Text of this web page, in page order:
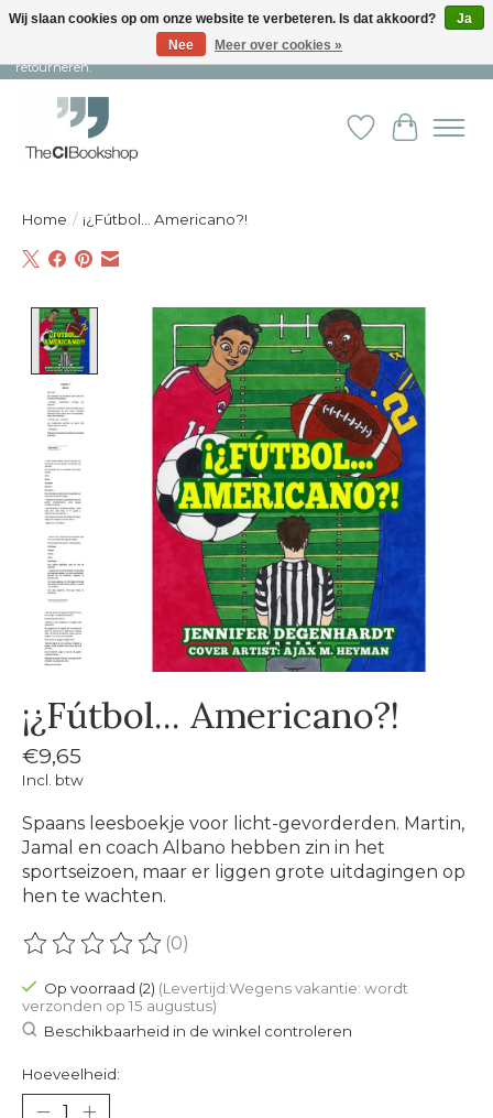
Snelle levering en persoonlijke service ︱ Niet goed? Geld terug! ︱ Gratis
retourneren.
Verlanglijst
Home / ¡¿Fútbol... Americano?!
Product image slideshow Items
¡¿Fútbol... Americano?!
€9,65
Incl. btw
Spaans leesboekje voor licht-gevorderden. Martin,
Jamal en coach Albano hebben zin in het
sportseizoen, maar er liggen grote uitdagingen op
hen te wachten.
De beoordeling van dit product is
(0)
Op voorraad (2) (Levertijd:Wegens vakantie: wordt
verzonden op 15 augustus)
Beschikbaarheid in de winkel controleren
Hoeveelheid:
Wij slaan cookies op om onze website te verbeteren. Is dat akkoord?
Ja
Nee
Meer over cookies »